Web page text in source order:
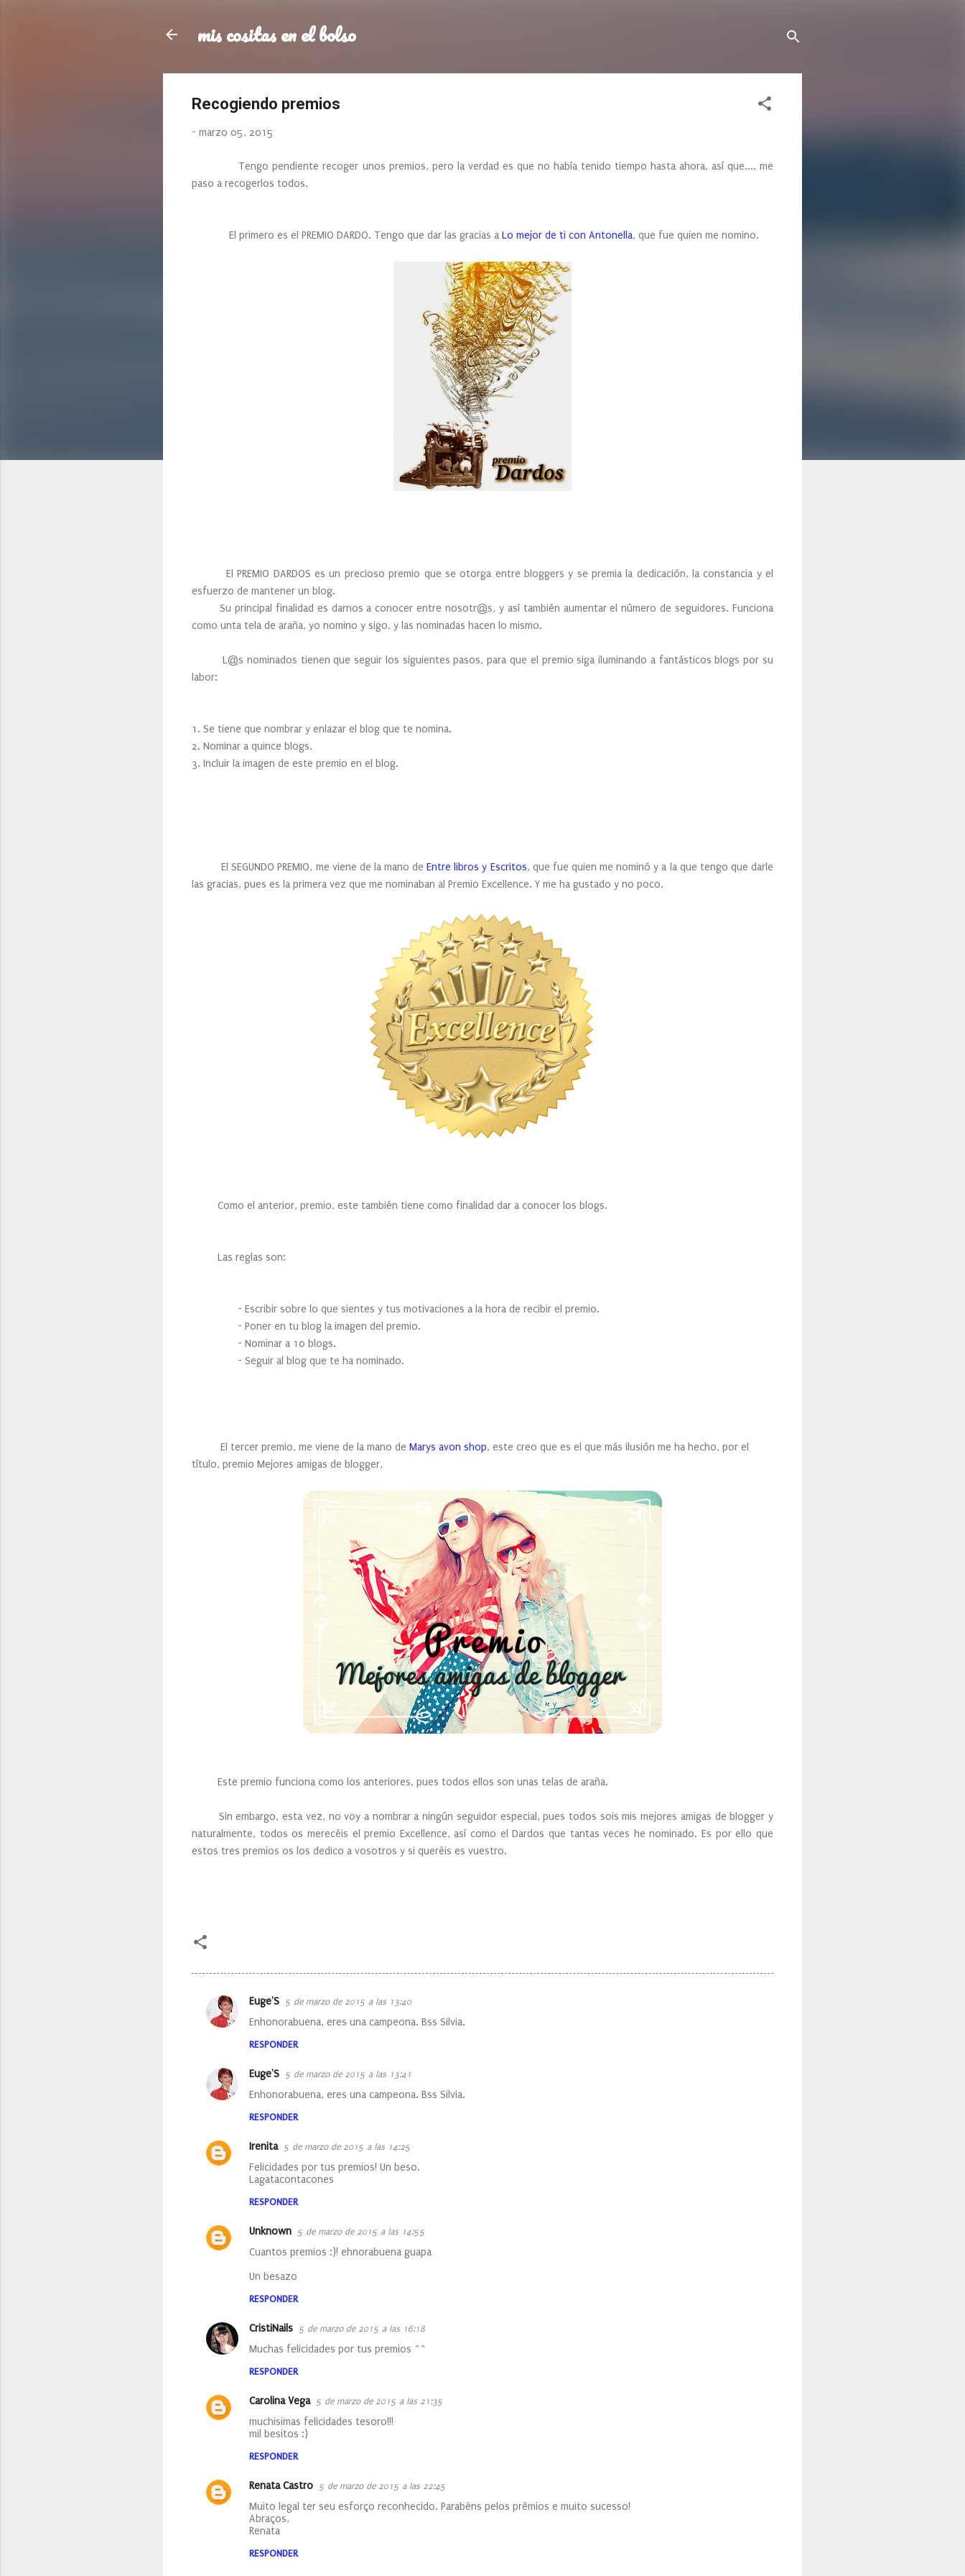
mis cositas en el bolso
Recogiendo premios
- marzo 05, 2015
Tengo pendiente recoger unos premios, pero la verdad es que no había tenido tiempo hasta ahora, así que.... me
paso a recogerlos todos.
El primero es el PREMIO DARDO. Tengo que dar las gracias a Lo mejor de ti con Antonella, que fue quien me nomino.
El PREMIO DARDOS es un precioso premio que se otorga entre bloggers y se premia la dedicación, la constancia y el
esfuerzo de mantener un blog.
Su principal finalidad es darnos a conocer entre nosotr@s, y así también aumentar el número de seguidores. Funciona
como unta tela de araña, yo nomino y sigo, y las nominadas hacen lo mismo.
L@s nominados tienen que seguir los siguientes pasos, para que el premio siga iluminando a fantásticos blogs por su
labor:
1. Se tiene que nombrar y enlazar el blog que te nomina.
2. Nominar a quince blogs.
3. Incluir la imagen de este premio en el blog.
El SEGUNDO PREMIO, me viene de la mano de Entre libros y Escritos, que fue quien me nominó y a la que tengo que darle
las gracias, pues es la primera vez que me nominaban al Premio Excellence. Y me ha gustado y no poco.
Como el anterior, premio, este también tiene como finalidad dar a conocer los blogs.
Las reglas son:
- Escribir sobre lo que sientes y tus motivaciones a la hora de recibir el premio.
- Poner en tu blog la imagen del premio.
- Nominar a 10 blogs.
- Seguir al blog que te ha nominado.
El tercer premio, me viene de la mano de Marys avon shop, este creo que es el que más ilusión me ha hecho, por el
título, premio Mejores amigas de blogger,
Este premio funciona como los anteriores, pues todos ellos son unas telas de araña.
Sin embargo, esta vez, no voy a nombrar a ningún seguidor especial, pues todos sois mis mejores amigas de blogger y
naturalmente, todos os merecéis el premio Excellence, así como el Dardos que tantas veces he nominado. Es por ello que
estos tres premios os los dedico a vosotros y si queréis es vuestro.
C
e
n
r
Euge'S 5 de marzo de 2015 a las 13:40
Enhonorabuena, eres una campeona. Bss Silvia.
RESPONDER
Euge'S 5 de marzo de 2015 a las 13:41
Enhonorabuena, eres una campeona. Bss Silvia.
RESPONDER
Irenita 5 de marzo de 2015 a las 14:25
Felicidades por tus premios! Un beso.
Lagatacontacones
RESPONDER
Unknown 5 de marzo de 2015 a las 14:55
Cuantos premios :)! ehnorabuena guapa
Un besazo
RESPONDER
CristiNails 5 de marzo de 2015 a las 16:18
Muchas felicidades por tus premios ^^
RESPONDER
Carolina Vega 5 de marzo de 2015 a las 21:35
muchisimas felicidades tesoro!!!
mil besitos :)
RESPONDER
Renata Castro 5 de marzo de 2015 a las 22:45
Muito legal ter seu esforço reconhecido. Parabéns pelos prêmios e muito sucesso!
Abraços,
Renata
RESPONDER